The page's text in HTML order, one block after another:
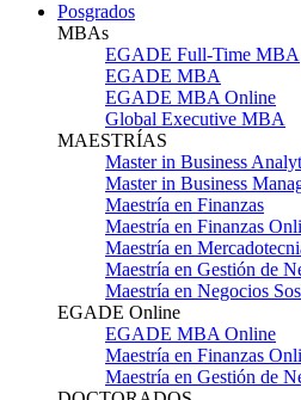
Posgrados
MBAs
EGADE Full-Time MBA
EGADE MBA
EGADE MBA Online
Global Executive MBA
MAESTRÍAS
Master in Business
Master in Business
Maestría en Finanzas
Maestría en Finanzas
Maestría en
Maestría en Gestión de
Maestría en Negocios
EGADE Online
EGADE MBA Online
Maestría en Finanzas
Maestría en Gestión de